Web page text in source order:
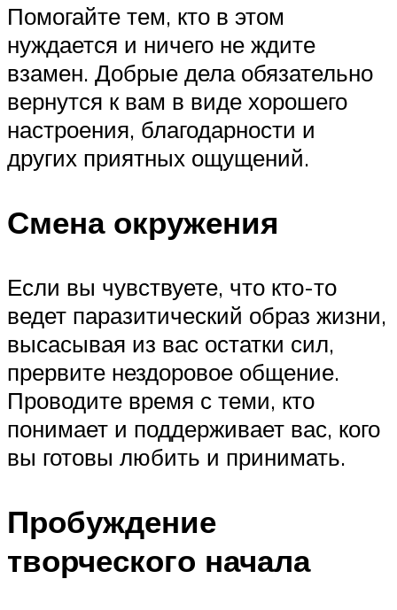
Помогайте тем, кто в этом
нуждается и ничего не ждите
взамен. Добрые дела обязательно
вернутся к вам в виде хорошего
настроения, благодарности и
других приятных ощущений.
Смена окружения
Если вы чувствуете, что кто-то
ведет паразитический образ жизни,
высасывая из вас остатки сил,
прервите нездоровое общение.
Проводите время с теми, кто
понимает и поддерживает вас, кого
вы готовы любить и принимать.
Пробуждение
творческого начала